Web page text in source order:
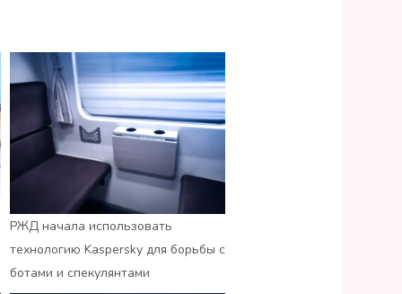
РЖД начала использовать
технологию Kaspersky для борьбы с
ботами и спекулянтами